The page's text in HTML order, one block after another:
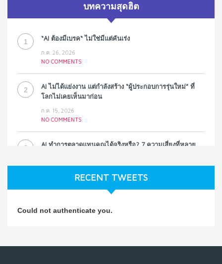
บทความสุดฮิต
1 “AI ต้องมีเบรค“ ไม่ใช่มีแต่คันเร่ง
ก.ค. 26, 2026
NO COMMENTS
2
AI ไม่ได้แย่งงาน แต่กำลังสร้าง “ผู้ประกอบการรุ่นใหม่” ที่
โลกไม่เคยเห็นมาก่อน
ก.ค. 15, 2026
NO COMMENTS
3
AI ทำการตลาดแทนคุณได้จริงหรือ? 7 ความเสี่ยงที่หลาย
NO COMMENTS
Koe ในแบบอาจารย์บอม
RECENT TWEETS
Could not authenticate you.